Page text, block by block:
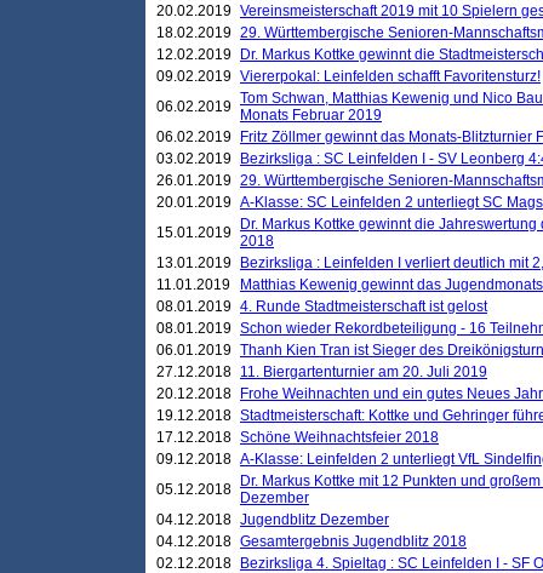
20.02.2019 Vereinsmeisterschaft 2019 mit 10 Spielern
18.02.2019 29. Württembergische Senioren-
12.02.2019
Dr. Markus Kottke gewinnt die
09.02.2019 Viererpokal: Leinfelden schafft Favoritensturz!
06.02.2019 Tom Schwan, Matthias Kewenig und Nico
Monats Februar 2019
06.02.2019
Fritz Zöllmer gewinnt das Monats-Blitzturnier
03.02.2019
Bezirksliga : SC Leinfelden I - SV Leonberg
26.01.2019 29. Württembergische Senioren-
20.01.2019 A-Klasse: SC Leinfelden 2 unterliegt SC
15.01.2019
Dr. Markus Kottke gewinnt die
2018
13.01.2019
Bezirksliga : Leinfelden I verliert deutlich mit
11.01.2019
Matthias Kewenig gewinnt das
08.01.2019 4. Runde Stadtmeisterschaft ist gelost
08.01.2019 Schon wieder Rekordbeteiligung - 16
06.01.2019 Thanh Kien Tran ist Sieger des
27.12.2018 11. Biergartenturnier am 20. Juli 2019
20.12.2018
Frohe Weihnachten und ein gutes Neues
19.12.2018 Stadtmeisterschaft: Kottke und Gehringer
17.12.2018 Schöne Weihnachtsfeier 2018
09.12.2018 A-Klasse: Leinfelden 2 unterliegt VfL
05.12.2018
Dr. Markus Kottke mit 12 Punkten und
Dezember
04.12.2018 Jugendblitz Dezember
04.12.2018 Gesamtergebnis Jugendblitz 2018
02.12.2018
Bezirksliga 4. Spieltag : SC Leinfelden I - SF